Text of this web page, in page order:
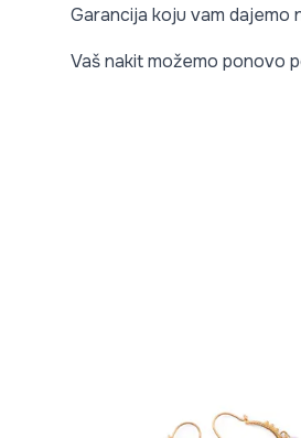
Garancija koju vam dajemo
Vaš nakit možemo ponovo